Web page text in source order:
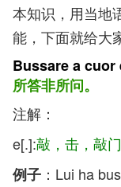
本知识，用当地
能，下面就给大
Bussare a
所答非所问。
注解：
e[.]:敲，击，敲门
例子 ：Lui ha